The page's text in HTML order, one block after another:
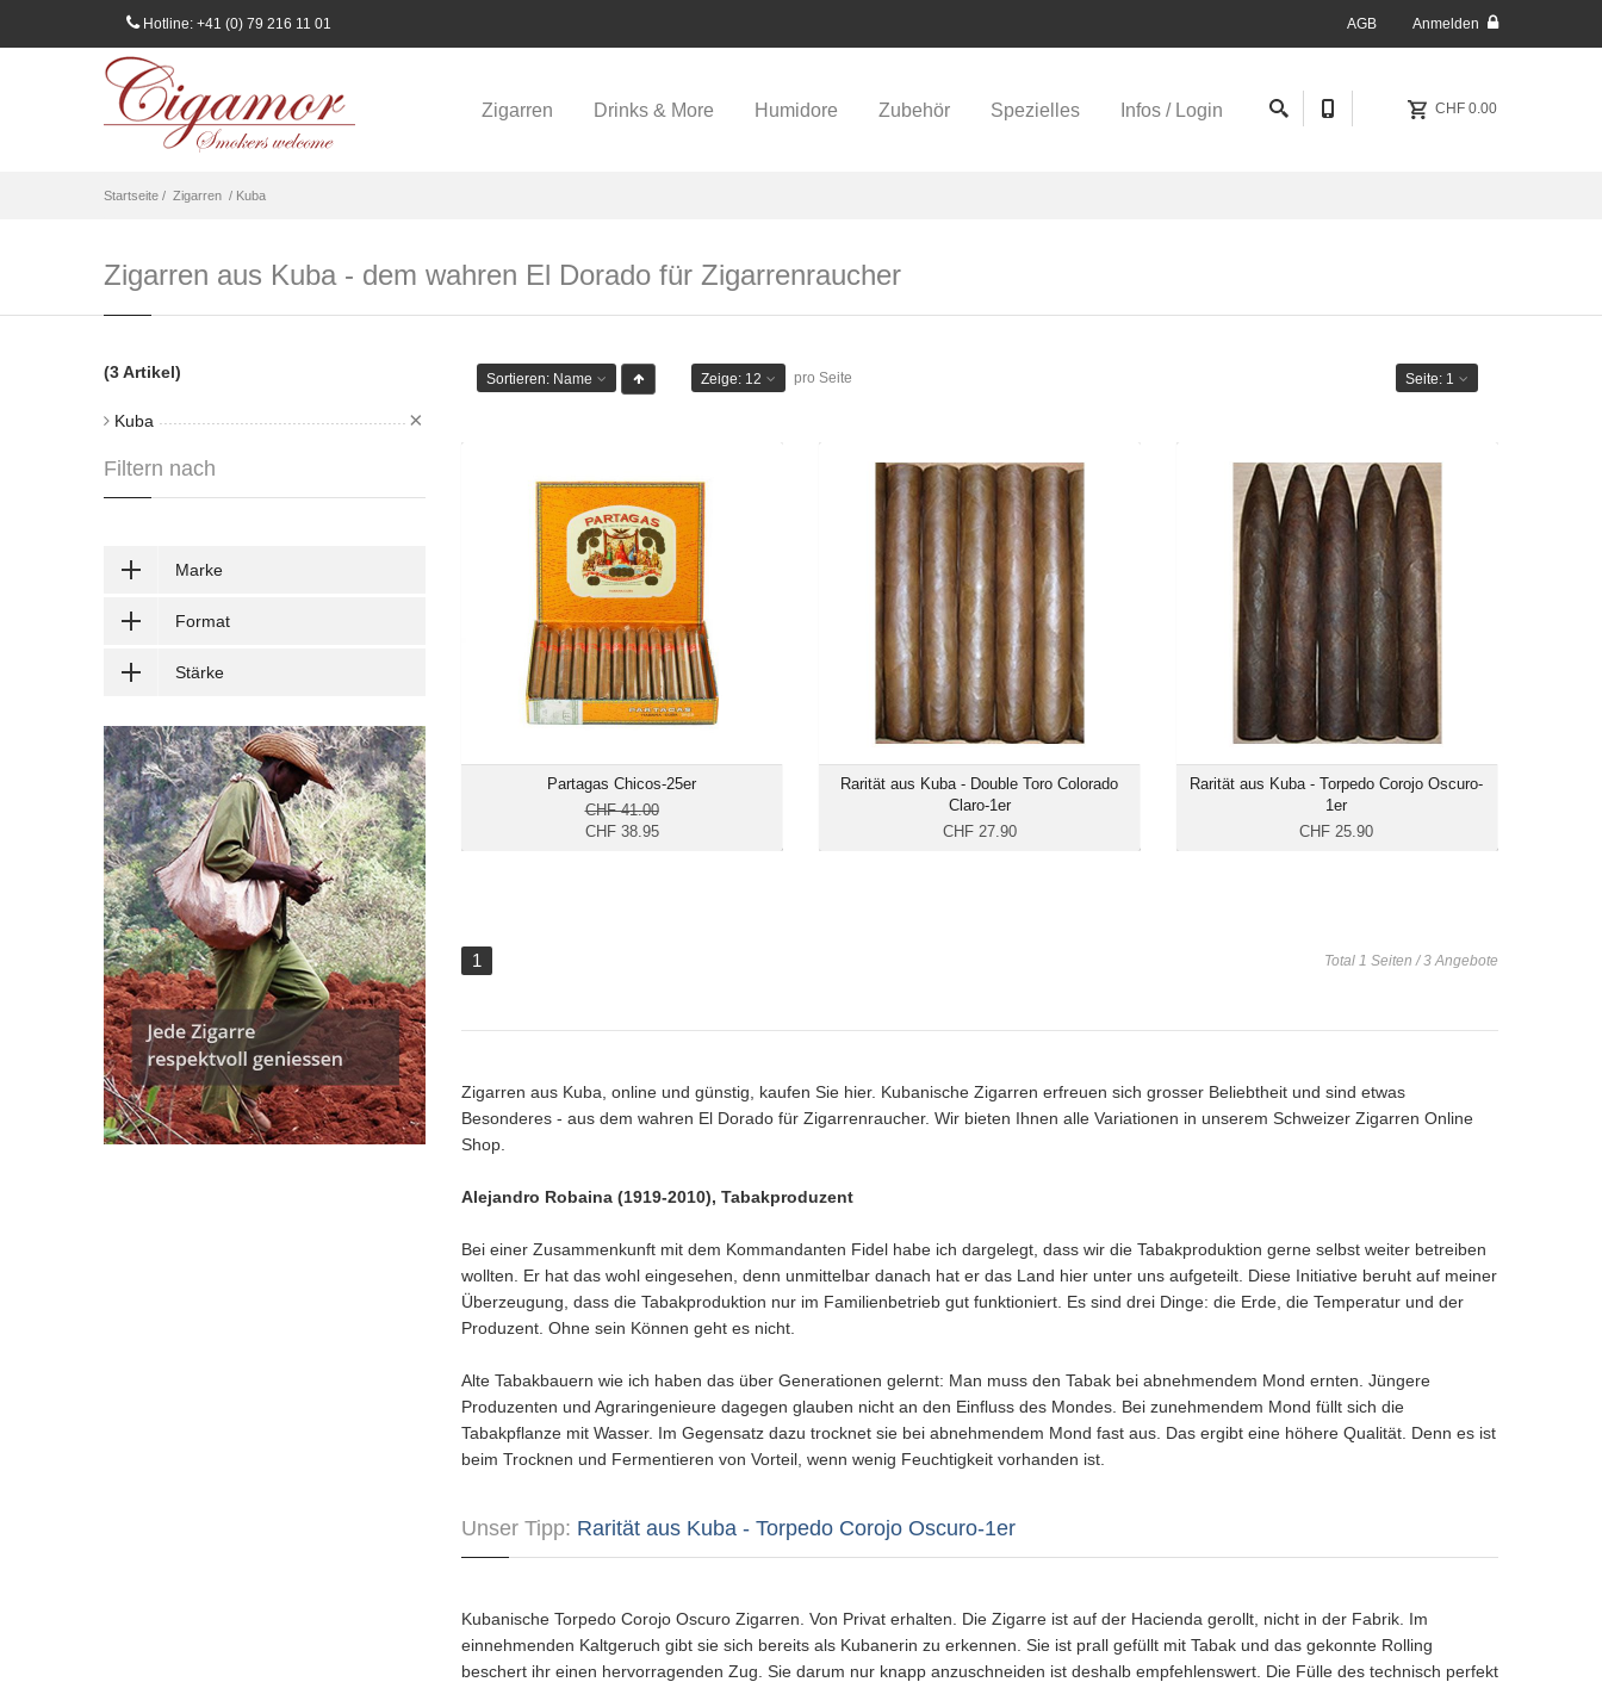
Hotline: +41 (0) 79 216 11 01 AGB Anmelden
CHF 0.00
Zigarren Drinks & More Humidore Zubehör Spezielles Infos / Login
Startseite / Zigarren / Kuba
Zigarren aus Kuba - dem wahren El Dorado für Zigarrenraucher
(3 Artikel)
Kuba ×
Filtern nach
Marke
Format
Stärke
Sortieren: Name Zeige: 12 pro Seite Seite: 1
Partagas Chicos-25er
CHF 41.00
CHF 38.95
CHF 38.95
Format: Petit Panetela
Ringmass: 29
Länge: 10.6
mittelkräftig
Rarität aus Kuba - Double Toro Colorado
Claro-1er
CHF 27.90
Rarität aus Kuba - Double Toro
Colorado Claro-1er
CHF 27.90
Format: Double Toro
Ringmass: 58
Länge: 15.4
mild bis mittelkräftig
Rarität aus Kuba - Torpedo Corojo Oscuro-
1er
CHF 25.90
Rarität aus Kuba - Torpedo Corojo
Oscuro-1er
CHF 25.90
Format: Torpedo
Ringmass: 54
Länge: 15.1
mittelkräftig
1 Total 1 Seiten / 3 Angebote
Zigarren aus Kuba, online und günstig, kaufen Sie hier. Kubanische Zigarren erfreuen sich grosser Beliebtheit und sind etwas
Besonderes - aus dem wahren El Dorado für Zigarrenraucher. Wir bieten Ihnen alle Variationen in unserem Schweizer Zigarren Online
Shop.
Alejandro Robaina (1919-2010), Tabakproduzent
Bei einer Zusammenkunft mit dem Kommandanten Fidel habe ich dargelegt, dass wir die Tabakproduktion gerne selbst weiter betreiben
wollten. Er hat das wohl eingesehen, denn unmittelbar danach hat er das Land hier unter uns aufgeteilt. Diese Initiative beruht auf meiner
Überzeugung, dass die Tabakproduktion nur im Familienbetrieb gut funktioniert. Es sind drei Dinge: die Erde, die Temperatur und der
Produzent. Ohne sein Können geht es nicht.
Alte Tabakbauern wie ich haben das über Generationen gelernt: Man muss den Tabak bei abnehmendem Mond ernten. Jüngere
Produzenten und Agraringenieure dagegen glauben nicht an den Einfluss des Mondes. Bei zunehmendem Mond füllt sich die
Tabakpflanze mit Wasser. Im Gegensatz dazu trocknet sie bei abnehmendem Mond fast aus. Das ergibt eine höhere Qualität. Denn es ist
beim Trocknen und Fermentieren von Vorteil, wenn wenig Feuchtigkeit vorhanden ist.
Unser Tipp: Rarität aus Kuba - Torpedo Corojo Oscuro-1er
Kubanische Torpedo Corojo Oscuro Zigarren. Von Privat erhalten. Die Zigarre ist auf der Hacienda gerollt, nicht in der Fabrik. Im
einnehmenden Kaltgeruch gibt sie sich bereits als Kubanerin zu erkennen. Sie ist prall gefüllt mit Tabak und das gekonnte Rolling
beschert ihr einen hervorragenden Zug. Sie darum nur knapp anzuschneiden ist deshalb empfehlenswert. Die Fülle des technisch perfekt